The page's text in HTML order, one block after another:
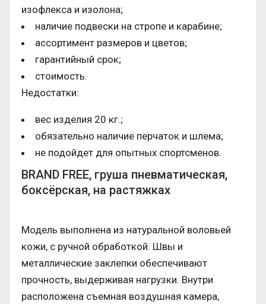
изофлекса и изолона;
наличие подвески на стропе и карабине;
ассортимент размеров и цветов;
гарантийный срок;
стоимость.
Недостатки:
вес изделия 20 кг.;
обязательно наличие перчаток и шлема;
не подойдет для опытных спортсменов.
BRAND FREE, груша пневматическая,
боксёрская, на растяжках
Модель выполнена из натуральной воловьей
кожи, с ручной обработкой. Швы и
металлические заклепки обеспечивают
прочность, выдерживая нагрузки. Внутри
расположена съемная воздушная камера,